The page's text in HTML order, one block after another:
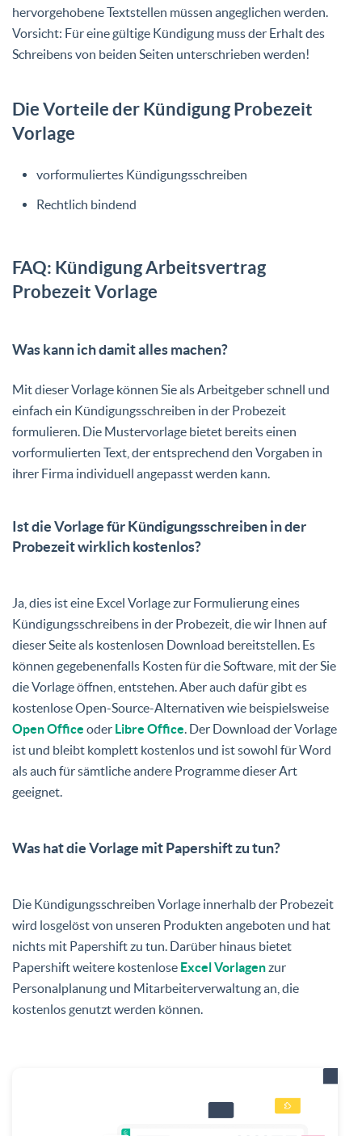
hervorgehobene Textstellen müssen angeglichen werden.
Vorsicht: Für eine gültige Kündigung muss der Erhalt des
Schreibens von beiden Seiten unterschrieben werden!
Die Vorteile der Kündigung Probezeit
Vorlage
vorformuliertes Kündigungsschreiben
Rechtlich bindend
FAQ: Kündigung Arbeitsvertrag
Probezeit Vorlage
Was kann ich damit alles machen?
Mit dieser Vorlage können Sie als Arbeitgeber schnell und
einfach ein Kündigungsschreiben in der Probezeit
formulieren. Die Mustervorlage bietet bereits einen
vorformulierten Text, der entsprechend den Vorgaben in
ihrer Firma individuell angepasst werden kann.
Ist die Vorlage für Kündigungsschreiben in der
Probezeit wirklich kostenlos?
Ja, dies ist eine Excel Vorlage zur Formulierung eines
Kündigungsschreibens in der Probezeit, die wir Ihnen auf
dieser Seite als kostenlosen Download bereitstellen. Es
können gegebenenfalls Kosten für die Software, mit der Sie
die Vorlage öffnen, entstehen. Aber auch dafür gibt es
kostenlose Open-Source-Alternativen wie beispielsweise
Open Office oder Libre Office. Der Download der Vorlage
ist und bleibt komplett kostenlos und ist sowohl für Word
als auch für sämtliche andere Programme dieser Art
geeignet.
Was hat die Vorlage mit Papershift zu tun?
Die Kündigungsschreiben Vorlage innerhalb der Probezeit
wird losgelöst von unseren Produkten angeboten und hat
nichts mit Papershift zu tun. Darüber hinaus bietet
Papershift weitere kostenlose Excel Vorlagenzur
Personalplanung und Mitarbeiterverwaltung an, die
kostenlos genutzt werden können.